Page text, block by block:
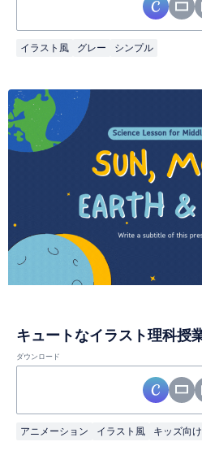
イラスト風 グレー シンプル
ダウンロード
アニメーション イラスト風 キッズ向け